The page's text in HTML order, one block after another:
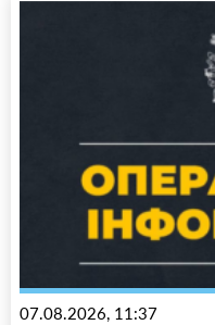
07.08.2026, 11:37